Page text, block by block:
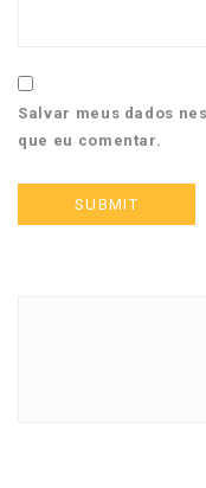
Salvar meus dados
que eu comentar.